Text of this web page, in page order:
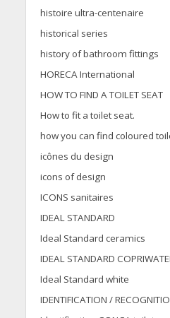
histoire ultra-centenaire
historical series
history of bathroom fittings
HORECA International
HOW TO FIND A TOILET SEAT
How to fit a toilet seat.
how you can find coloured
icônes du design
icons of design
ICONS sanitaires
IDEAL STANDARD
Ideal Standard ceramics
IDEAL STANDARD
Ideal Standard white
IDENTIFICATION /